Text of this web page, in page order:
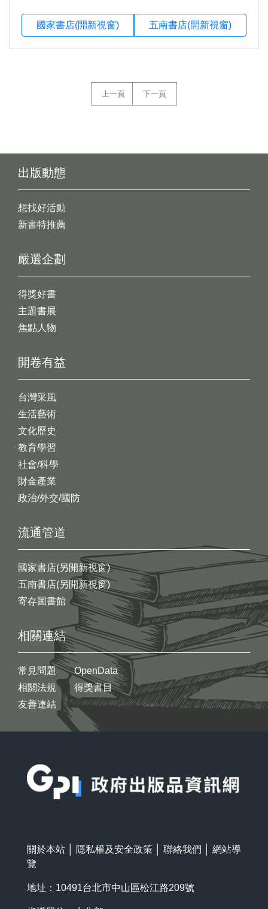
國家書店(開新視窗) 五南書店(開新視窗)
上一頁 下一頁
出版動態
想找好活動
新書特推薦
開卷有益
台灣采風
生活藝術
文化歷史
教育學習
社會/科學
財金產業
政治/外交/國防
嚴選企劃
得獎好書
主題書展
焦點人物
流通管道
國家書店(另開新視窗)
五南書店(另開新視窗)
寄存圖書館
相關連結
常見問題
相關法規
友善連結
OpenData
得獎書目
關於本站 隱私權及安全政策 聯絡我們
網站導
覽
地址：10491台北市中山區松江路209號